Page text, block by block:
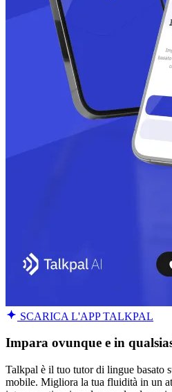
SCARICA L'APP TALKPAL
Impara ovunque e in
Talkpal è il tuo tutor di lingue basato
mobile. Migliora la tua fluidità in un